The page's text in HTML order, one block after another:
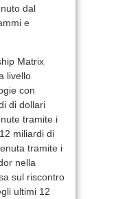
dal
e
Matrix
livello
con
di dollari
tramite i
miliardi di
tramite i
nella
sul riscontro
ultimi 12